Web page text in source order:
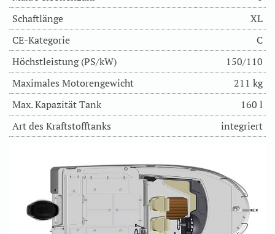
Schaftlänge
XL
CE-Kategorie
C
Höchstleistung (PS/kW)
150/110
Maximales Motorengewicht
211 kg
Max. Kapazität Tank
160 l
Art des Kraftstofftanks
integriert